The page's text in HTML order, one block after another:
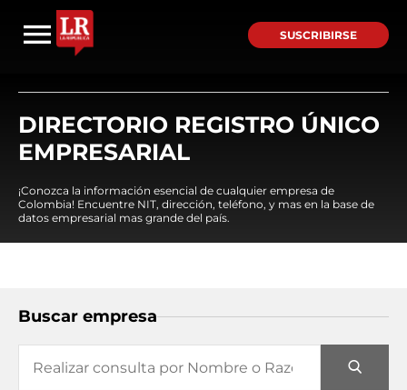
SUSCRIBIRSE
DIRECTORIO REGISTRO ÚNICO
EMPRESARIAL
¡Conozca la información esencial de cualquier empresa de
Colombia! Encuentre NIT, dirección, teléfono, y mas en la base de
datos empresarial mas grande del país.
Buscar empresa